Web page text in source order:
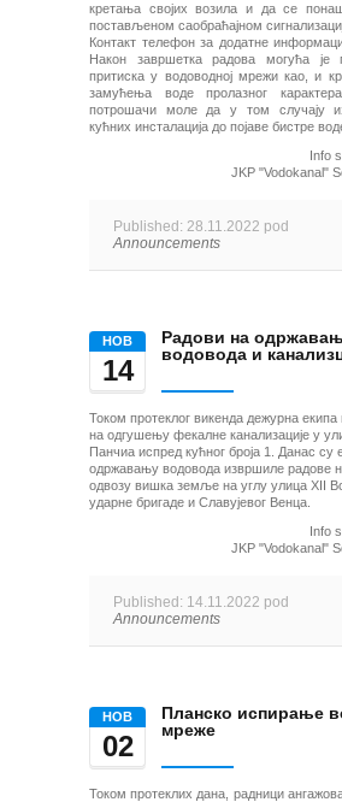
кретања својих возила и да се
постављеном саобраћајном
Контакт телефон за додатне
Након завршетка радова могућа је
притиска у водоводној мрежи као, и
замућења воде пролазног
потрошачи моле да у том случају
кућних инсталација до појаве бистре
Info
JKP "Vodokanal"
Published: 28.11.2022 pod
Announcements
НОВ
14
Радови на
водовода и
Током протеклог викенда дежурна екипа
на одгушењу фекалне канализације у
Панчиа испред кућног броја 1. Данас су
одржавању водовода извршиле радове
одвозу вишка земље на углу улица XII
ударне бригаде и Славујевог Венца.
Info
JKP "Vodokanal"
Published: 14.11.2022 pod
Announcements
НОВ
02
Планско испирање
мреже
Током протеклих дана, радници